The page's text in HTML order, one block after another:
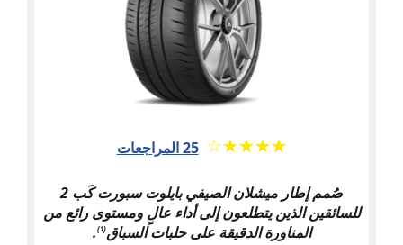
★★★★★
☆☆☆☆☆ 25 المراجعات
صُمم إطار ميشلان الصيفي بايلوت سبورت كَب 2
للسائقين الذين يتطلعون إلى أداء عالٍ ومستوى رائع من
المناورة الدقيقة على حلبات السباق(1)
.